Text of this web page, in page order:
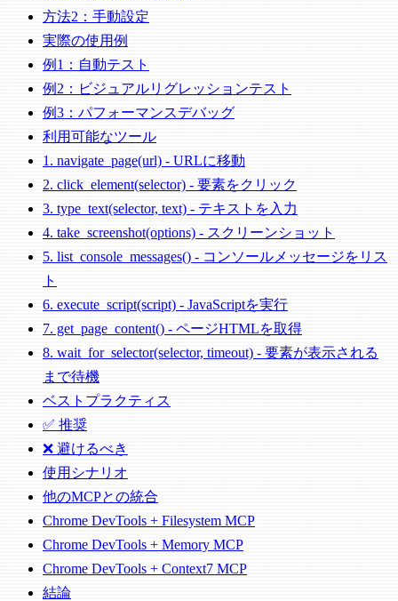
方法2：手動設定
実際の使用例
例1：自動テスト
例2：ビジュアルリグレッションテスト
例3：パフォーマンスデバッグ
利用可能なツール
1. navigate_page(url) - URLに移動
2. click_element(selector) - 要素をクリック
3. type_text(selector, text) - テキストを入力
4. take_screenshot(options) - スクリーンショット
5. list_console_messages() - コンソールメッセージをリス
ト
6. execute_script(script) - JavaScriptを実行
7. get_page_content() - ページHTMLを取得
8. wait_for_selector(selector, timeout) - 要素が表示される
まで待機
ベストプラクティス
✅ 推奨
❌ 避けるべき
使用シナリオ
他のMCPとの統合
Chrome DevTools + Filesystem MCP
Chrome DevTools + Memory MCP
Chrome DevTools + Context7 MCP
結論